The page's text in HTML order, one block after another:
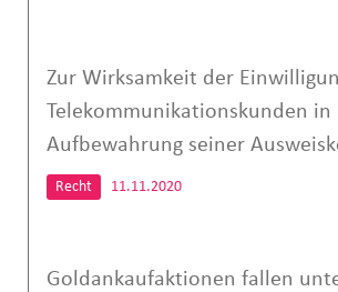
Zur Wirksamkeit der
Telekommunikationskunden in
Aufbewahrung seiner
Recht 11.11.2020
Goldankaufaktionen fallen